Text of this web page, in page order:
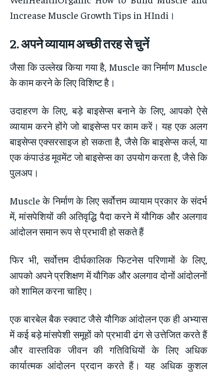
Increase Muscle Growth Tips in HIndi।
2.अपने व्यायाम अच्छी तरह से चुनें
जैसा कि उल्लेख किया गया है, Muscle का निर्माण Muscle
के काम करने के लिए विशिष्ट है।
उदाहरण के लिए, बड़े बाइसेप्स बनाने के लिए, आपको ऐसे
व्यायाम करने होंगे जो बाइसेप्स पर काम करें। यह एक अलग
बाइसेप्स एक्सरसाइज हो सकता है, जैसे कि बाइसेप्स कर्ल, या
एक कंपाउंड मूवमेंट जो बाइसेप्स का उपयोग करता है, जैसे कि
पुलअप।
Muscle के निर्माण के लिए सर्वोत्तम व्यायाम प्रकार के संदर्भ
में, मांसपेशियों की अतिवृद्धि पैदा करने में यौगिक और अलगाव
आंदोलन समान रूप से प्रभावी हो सकते हैं
फिर भी, सर्वोत्तम दीर्घकालिक फिटनेस परिणामों के लिए,
आपको अपने प्रशिक्षण में यौगिक और अलगाव दोनों आंदोलनों
को शामिल करना चाहिए।
एक बारबेल बैक स्क्वाट जैसे यौगिक आंदोलन एक ही अभ्यास
में कई बड़े मांसपेशी समूहों को प्रभावी ढंग से उत्तेजित करते हैं
और वास्तविक जीवन की गतिविधियों के लिए अधिक
कार्यात्मक आंदोलन प्रदान करते हैं। यह अधिक कुशल